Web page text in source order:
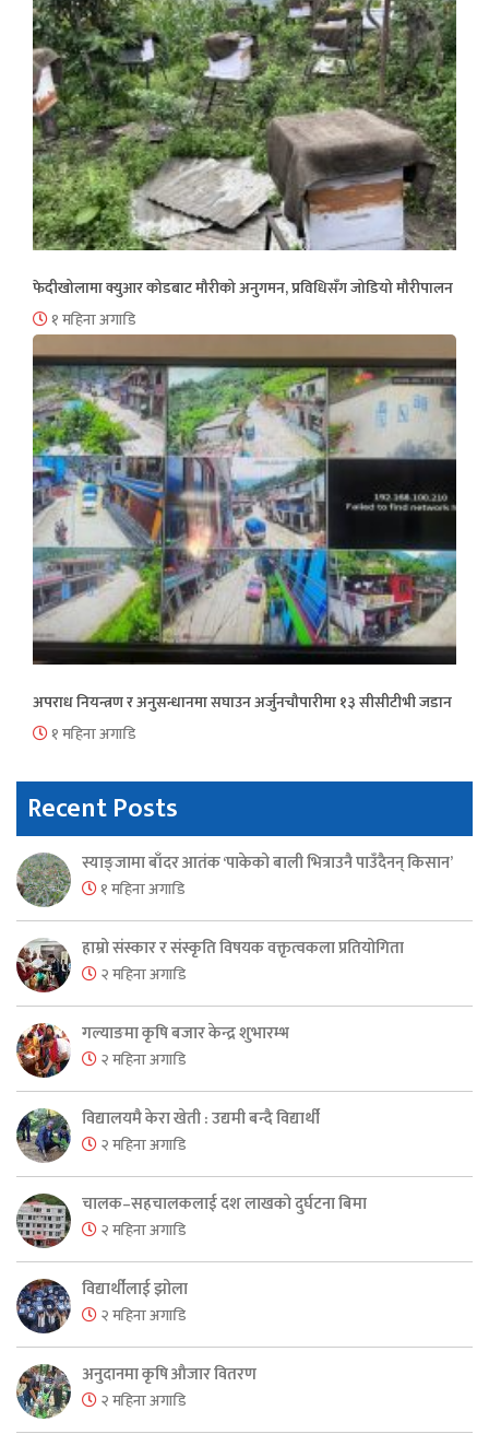
फेदीखोलामा क्युआर कोडबाट मौरीको अनुगमन, प्रविधिसँग जोडियो मौरीपालन
१ महिना अगाडि
अपराध नियन्त्रण र अनुसन्धानमा सघाउन अर्जुनचौपारीमा १३ सीसीटीभी जडान
१ महिना अगाडि
Recent Posts
स्याङ्जामा बाँदर आतंक ‘पाकेको बाली भित्राउनै पाउँदैनन् किसान’
१ महिना अगाडि
हाम्रो संस्कार र संस्कृति विषयक वक्तृत्वकला प्रतियोगिता
२ महिना अगाडि
गल्याङमा कृषि बजार केन्द्र शुभारम्भ
२ महिना अगाडि
विद्यालयमै केरा खेती : उद्यमी बन्दै विद्यार्थी
२ महिना अगाडि
चालक–सहचालकलाई दश लाखको दुर्घटना बिमा
२ महिना अगाडि
विद्यार्थीलाई झोला
२ महिना अगाडि
अनुदानमा कृषि औजार वितरण
२ महिना अगाडि